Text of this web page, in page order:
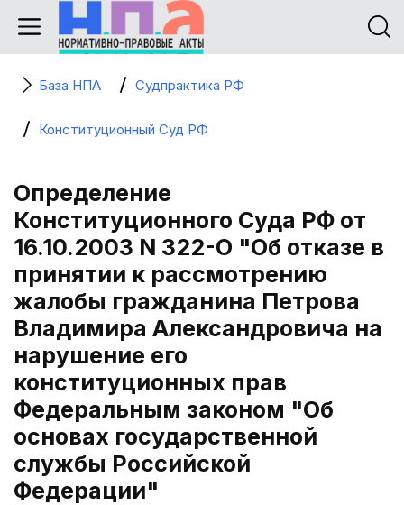
База НПА Судпрактика РФ
Конституционный Суд РФ
Определение
Конституционного Суда РФ от
16.10.2003 N 322-О "Об отказе в
принятии к рассмотрению
жалобы гражданина Петрова
Владимира Александровича на
нарушение его
конституционных прав
Федеральным законом "Об
основах государственной
службы Российской
Федерации"